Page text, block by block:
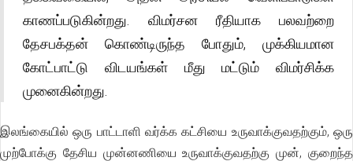
காணப்படுகின்றது. விமர்சன ரீதியாக பலவற்றை
தேசபக்தன் கொண்டிருந்த போதும், முக்கியமான
கோட்பாட்டு விடயங்கள் மீது மட்டும் விமர்சிக்க
முனைகின்றது.
இலங்கையில் ஒரு பாட்டாளி வர்க்க கட்சியை உருவாக்குவதற்கும், ஒரு
முற்போக்கு தேசிய முன்னணியை உருவாக்குவதற்கு முன், குறைந்த